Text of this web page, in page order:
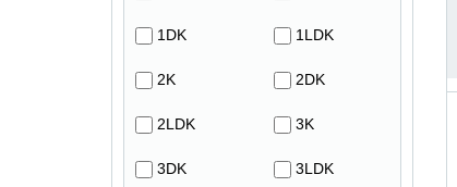
1DK 1LDK
2K 2DK
2LDK 3K
3DK 3LDK